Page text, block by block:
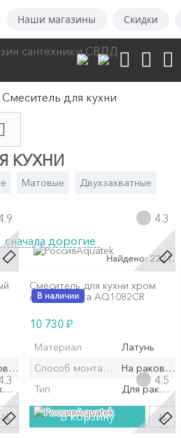
Наши магазины Скидки
Смеситель для кухни
КУХНИ
Матовые Двухзахватные
сначала дорогие
Найдено: 2221.
мойку
Aquatek
4.3
В наличии
Смеситель для кухни хром
Aquatek Вега AQ1082CR
10 730 ₽
Материал
Латунь
Способ монтажа/установки
На
Тип
Для
В корзину
Aquatek
4.5